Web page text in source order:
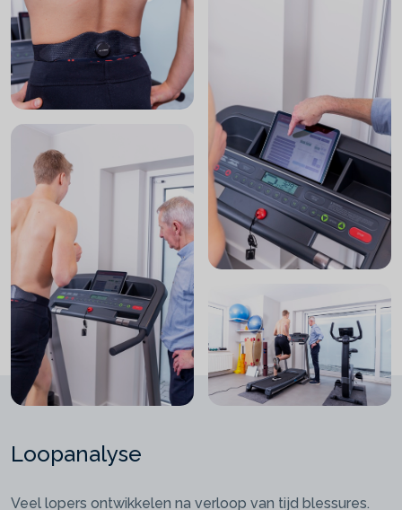
Loopanalyse
Veel lopers ontwikkelen na verloop van tijd blessures.